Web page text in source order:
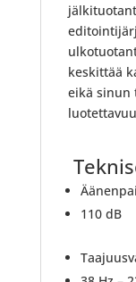
keskittää
eikä sinun
110 dB